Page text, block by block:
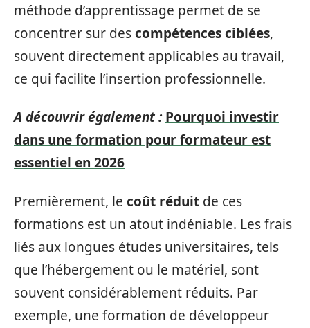
méthode d’apprentissage permet de se
concentrer sur descompétences ciblées,
souvent directement applicables au travail,
ce qui facilite l’insertion professionnelle.
A découvrir également : Pourquoi investir
dans une formation pour formateur est
essentiel en 2026
Premièrement, le coût réduit de ces
formations est un atout indéniable. Les frais
liés aux longues études universitaires, tels
que l’hébergement ou le matériel, sont
souvent considérablement réduits. Par
exemple, une formation de développeur